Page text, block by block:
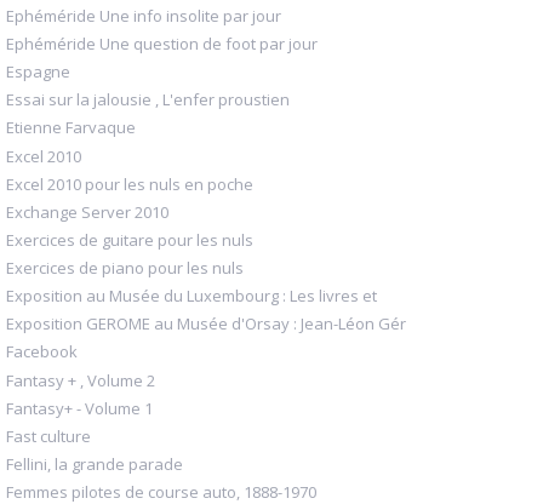
Ephéméride Une info insolite par jour
Ephéméride Une question de foot par jour
Espagne
Essai sur la jalousie , L'enfer proustien
Etienne Farvaque
Excel 2010
Excel 2010 pour les nuls en poche
Exchange Server 2010
Exercices de guitare pour les nuls
Exercices de piano pour les nuls
Exposition au Musée du Luxembourg : Les livres et
Exposition GEROME au Musée d'Orsay : Jean-Léon Gér
Facebook
Fantasy + , Volume 2
Fantasy+ - Volume 1
Fast culture
Fellini, la grande parade
Femmes pilotes de course auto, 1888-1970